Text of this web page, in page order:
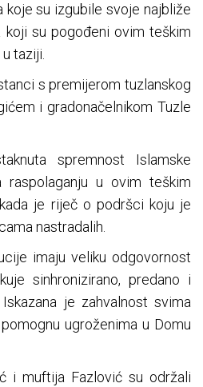
su izgubile svoje najbliže
koji su pogođeni ovim teškim
taziji.
s premijerom tuzlanskog
i gradonačelnikom Tuzle
spremnost Islamske
raspolaganju u ovim teškim
je riječ o podršci koju je
nastradalih.
imaju veliku odgovornost
sinhronizirano, predano i
je zahvalnost svima
ugroženima u Domu
i muftija Fazlović su održali